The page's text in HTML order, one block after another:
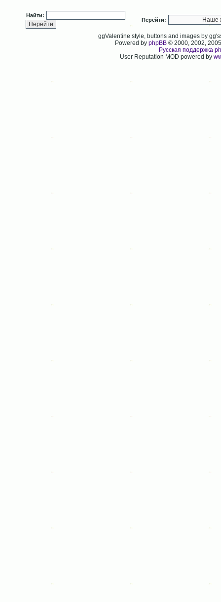
Найти:
Перейти:
ggValentine style, buttons and images by
Powered byphpBB © 2000, 2002,
Русская поддержка
User Reputation MOD powered by